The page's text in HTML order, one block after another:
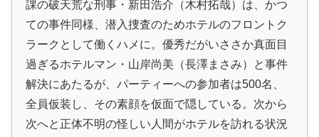
課の破天荒な刑事・新田浩介（木村拓哉）は、かつ
ての事件同様、潜入捜査のためホテルのフロントク
ラークとして働くハメに。優秀だがいささか真面目
過ぎるホテルマン・山岸尚美（長澤まさみ）と事件
解決にあたるが、パーティーへの参加者は500名、
全員仮装し、その素顔を仮面で隠している。次から
次へと正体不明の怪しい人間がホテルを訪れる状況